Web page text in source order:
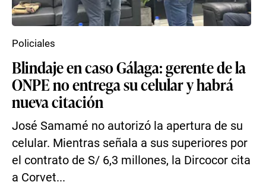
Blindaje en caso Gálaga: gerente de la
ONPE no entrega su celular y habrá
nueva citación
José Samamé no autorizó la apertura de su
celular. Mientras señala a sus superiores por
el contrato de S/ 6,3 millones, la Dircocor cita
a Corvet...
Policiales